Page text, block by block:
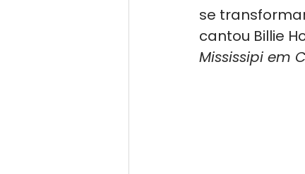
se
cantou Billie
Mississipi em